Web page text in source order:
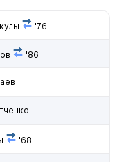
'76
'86
'68